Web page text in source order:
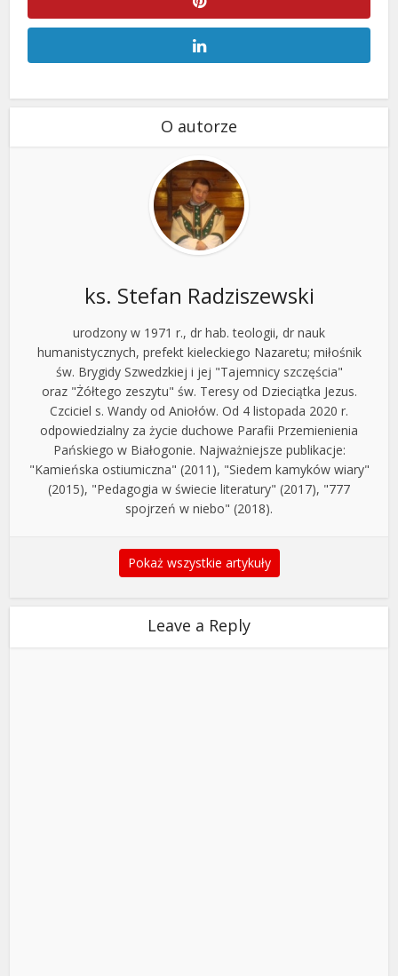
O autorze
ks. Stefan Radziszewski
urodzony w 1971 r., dr hab. teologii, dr nauk
humanistycznych, prefekt kieleckiego Nazaretu; miłośnik
św. Brygidy Szwedzkiej i jej "Tajemnicy szczęścia"
oraz "Żółtego zeszytu" św. Teresy od Dzieciątka Jezus.
Czciciel s. Wandy od Aniołów. Od 4 listopada 2020 r.
odpowiedzialny za życie duchowe Parafii Przemienienia
Pańskiego w Białogonie. Najważniejsze publikacje:
"Kamieńska ostiumiczna" (2011), "Siedem kamyków wiary"
(2015), "Pedagogia w świecie literatury" (2017), "777
spojrzeń w niebo" (2018).
Pokaż wszystkie artykuły
Leave a Reply